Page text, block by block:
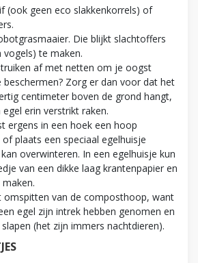
(ook geen eco slakkenkorrels) of
Die blijkt slachtoffers
vogels) te maken.
af met netten om je oogst
beschermen? Zorg er dan voor dat het
centimeter boven de grond hangt,
erin verstrikt raken.
ergens in een hoek een hoop
plaats een speciaal egelhuisje
overwinteren. In een egelhuisje kun
van een dikke laag krantenpapier en
omspitten van de composthoop, want
egel zijn intrek hebben genomen en
(het zijn immers nachtdieren).